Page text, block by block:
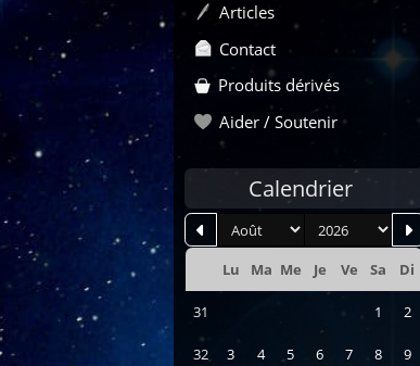
Articles
Contact
Produits dérivés
Aider / Soutenir
Calendrier
mois
an
Lu Ma Me Je Ve Sa Di
31 1 2
32 3 4 5 6 7 8 9